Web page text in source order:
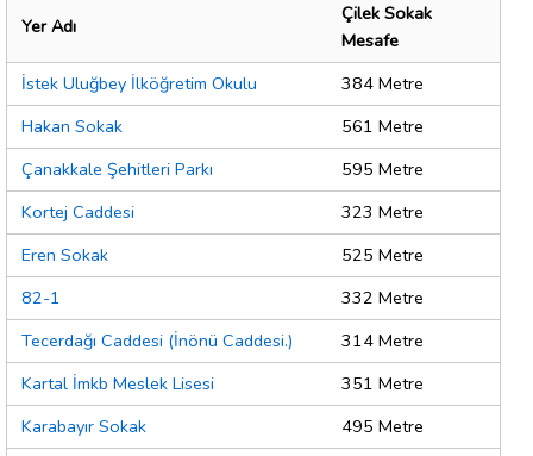
Yer Adı
Çilek Sokak
Mesafe
İstek Uluğbey İlköğretim Okulu
384 Metre
Hakan Sokak
561 Metre
Çanakkale Şehitleri Parkı
595 Metre
Kortej Caddesi
323 Metre
Eren Sokak
525 Metre
82-1
332 Metre
Tecerdağı Caddesi (İnönü Caddesi.)
314 Metre
Kartal İmkb Meslek Lisesi
351 Metre
Karabayır Sokak
495 Metre